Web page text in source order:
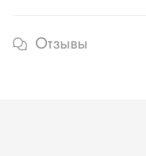
Отзывы